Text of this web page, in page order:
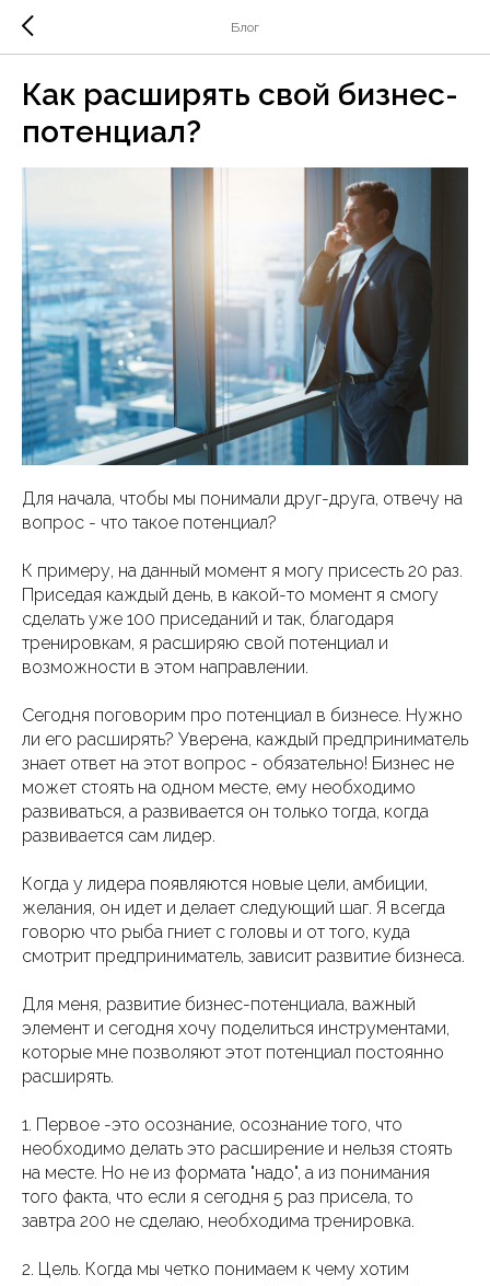
Блог
Как расширять свой бизнес-
потенциал?
Для начала, чтобы мы понимали друг-друга, отвечу на
вопрос - что такое потенциал?
К примеру, на данный момент я могу присесть 20 раз.
Приседая каждый день, в какой-то момент я смогу
сделать уже 100 приседаний и так, благодаря
тренировкам, я расширяю свой потенциал и
возможности в этом направлении.
Сегодня поговорим про потенциал в бизнесе. Нужно
ли его расширять? Уверена, каждый предприниматель
знает ответ на этот вопрос - обязательно! Бизнес не
может стоять на одном месте, ему необходимо
развиваться, а развивается он только тогда, когда
развивается сам лидер.
Когда у лидера появляются новые цели, амбиции,
желания, он идет и делает следующий шаг. Я всегда
говорю что рыба гниет с головы и от того, куда
смотрит предприниматель, зависит развитие бизнеса.
Для меня, развитие бизнес-потенциала, важный
элемент и сегодня хочу поделиться инструментами,
которые мне позволяют этот потенциал постоянно
расширять.
1. Первое -это осознание, осознание того, что
необходимо делать это расширение и нельзя стоять
на месте. Но не из формата "надо", а из понимания
того факта, что если я сегодня 5 раз присела, то
завтра 200 не сделаю, необходима тренировка.
2. Цель. Когда мы четко понимаем к чему хотим